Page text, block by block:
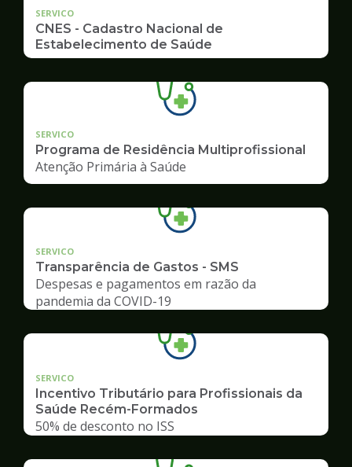
SERVICO
CNES - Cadastro Nacional de
Estabelecimento de Saúde
SERVICO
Programa de Residência Multiprofissional
Atenção Primária à Saúde
SERVICO
Transparência de Gastos - SMS
Despesas e pagamentos em razão da
pandemia da COVID-19
SERVICO
Incentivo Tributário para Profissionais da
Saúde Recém-Formados
50% de desconto no ISS